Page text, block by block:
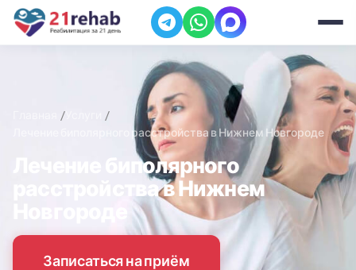
Лечение биполярного расстройства в Нижнем Новгороде
Лечение биполярного
расстройства в Нижнем
Записаться на приём